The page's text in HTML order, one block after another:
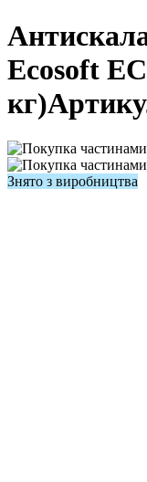
Ecosoft
кг)
Знято з виробництва